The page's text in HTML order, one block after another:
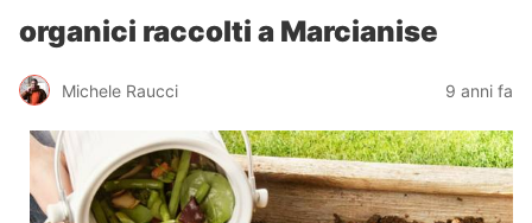
organici raccolti a Marcianise
Michele Raucci 9 anni fa